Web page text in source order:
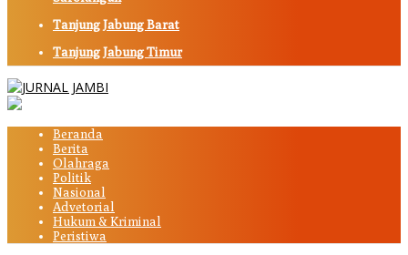
Tanjung Jabung Barat
Tanjung Jabung Timur
Beranda
Berita
Olahraga
Politik
Nasional
Advetorial
Hukum & Kriminal
Peristiwa